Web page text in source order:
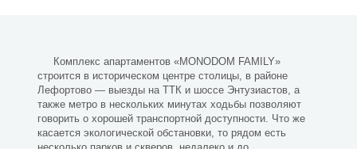
Комплекс апартаментов «MONODOM FAMILY»
строится в историческом центре столицы, в районе
Лефортово — выезды на ТТК и шоссе Энтузиастов, а
также метро в нескольких минутах ходьбы позволяют
говорить о хорошей транспортной доступности. Что же
касается экологической обстановки, то рядом есть